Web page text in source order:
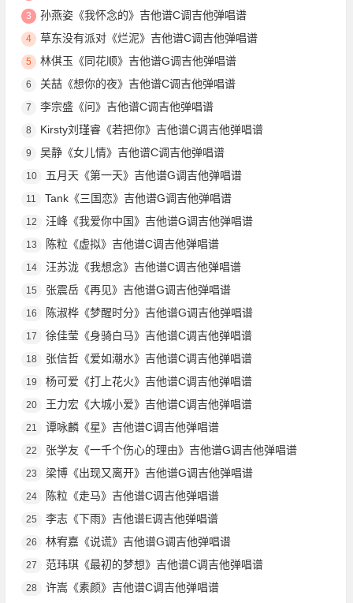
3 孙燕姿《我怀念的》吉他谱C调吉他弹唱谱
4 草东没有派对《烂泥》吉他谱C调吉他弹唱谱
5 林倛玉《同花顺》吉他谱G调吉他弹唱谱
6 关喆《想你的夜》吉他谱C调吉他弹唱谱
7 李宗盛《问》吉他谱C调吉他弹唱谱
8 Kirsty刘瑾睿《若把你》吉他谱C调吉他弹唱谱
9 吴静《女儿情》吉他谱C调吉他弹唱谱
10 五月天《第一天》吉他谱G调吉他弹唱谱
11 Tank《三国恋》吉他谱G调吉他弹唱谱
12 汪峰《我爱你中国》吉他谱G调吉他弹唱谱
13 陈粒《虚拟》吉他谱C调吉他弹唱谱
14 汪苏泷《我想念》吉他谱C调吉他弹唱谱
15 张震岳《再见》吉他谱G调吉他弹唱谱
16 陈淑桦《梦醒时分》吉他谱G调吉他弹唱谱
17 徐佳莹《身骑白马》吉他谱C调吉他弹唱谱
18 张信哲《爱如潮水》吉他谱C调吉他弹唱谱
19 杨可爱《打上花火》吉他谱C调吉他弹唱谱
20 王力宏《大城小爱》吉他谱C调吉他弹唱谱
21 谭咏麟《星》吉他谱C调吉他弹唱谱
22 张学友《一千个伤心的理由》吉他谱G调吉他弹唱谱
23 梁博《出现又离开》吉他谱G调吉他弹唱谱
24 陈粒《走马》吉他谱C调吉他弹唱谱
25 李志《下雨》吉他谱E调吉他弹唱谱
26 林宥嘉《说谎》吉他谱G调吉他弹唱谱
27 范玮琪《最初的梦想》吉他谱C调吉他弹唱谱
28 许嵩《素颜》吉他谱C调吉他弹唱谱